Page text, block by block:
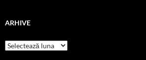
ARHIVE
Arhive